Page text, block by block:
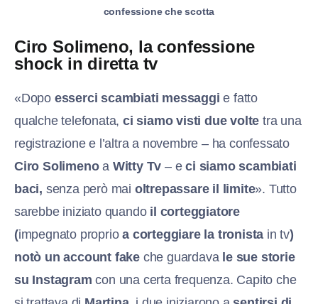
confessione che scotta
Ciro Solimeno, la confessione
shock in diretta tv
«Dopo esserci scambiati messaggi e fatto
qualche telefonata,ci siamo visti due volte tra una
registrazione e l’altra a novembre – ha confessato
Ciro Solimenoa Witty Tv – eci siamo scambiati
baci, senza però mai oltrepassare il limite». Tutto
sarebbe iniziato quandoil corteggiatore
(impegnato proprioa corteggiare la tronista in tv)
notò un account fake che guardava le sue storie
su Instagram con una certa frequenza. Capito che